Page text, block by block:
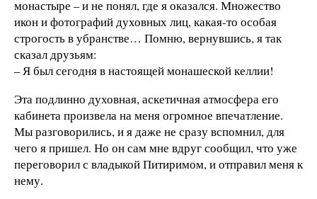
монастыре – и не понял, где я оказался. Множество
икон и фотографий духовных лиц, какая-то особая
строгость в убранстве… Помню, вернувшись, я так
сказал друзьям:
– Я был сегодня в настоящей монашеской келлии!
Эта подлинно духовная, аскетичная атмосфера его
кабинета произвела на меня огромное впечатление.
Мы разговорились, и я даже не сразу вспомнил, для
чего я пришел. Но он сам мне вдруг сообщил, что уже
переговорил с владыкой Питиримом, и отправил меня к
нему.